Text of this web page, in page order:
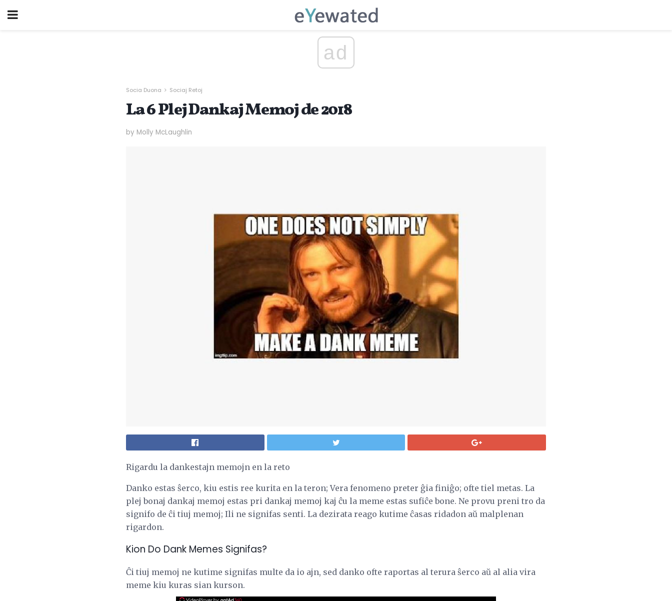
ad
Socia Duona Sociaj Retoj
La 6 Plej Dankaj Memoj de 2018
by Molly McLaughlin
Rigardu la dankestajn memojn en la reto
Danko estas ŝerco, kiu estis ree kurita en la teron; Vera fenomeno preter ĝia finiĝo; ofte tiel metas. La
plej bonaj dankaj memoj estas pri dankaj memoj kaj ĉu la meme estas sufiĉe bone. Ne provu preni tro da
signifo de ĉi tiuj memoj; Ili ne signifas senti. La dezirata reago kutime ĉasas ridadon aŭ malplenan
rigardon.
Kion Do Dank Memes Signifas?
Ĉi tiuj memoj ne kutime signifas multe da io ajn, sed danko ofte raportas al terura ŝerco aŭ al alia vira
meme kiu kuras sian kurson.